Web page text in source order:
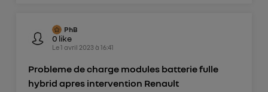
PhB
0 like
Le1 avril 2023 à 16:41
Probleme de charge modules batterie fulle
hybrid apres intervention Renault